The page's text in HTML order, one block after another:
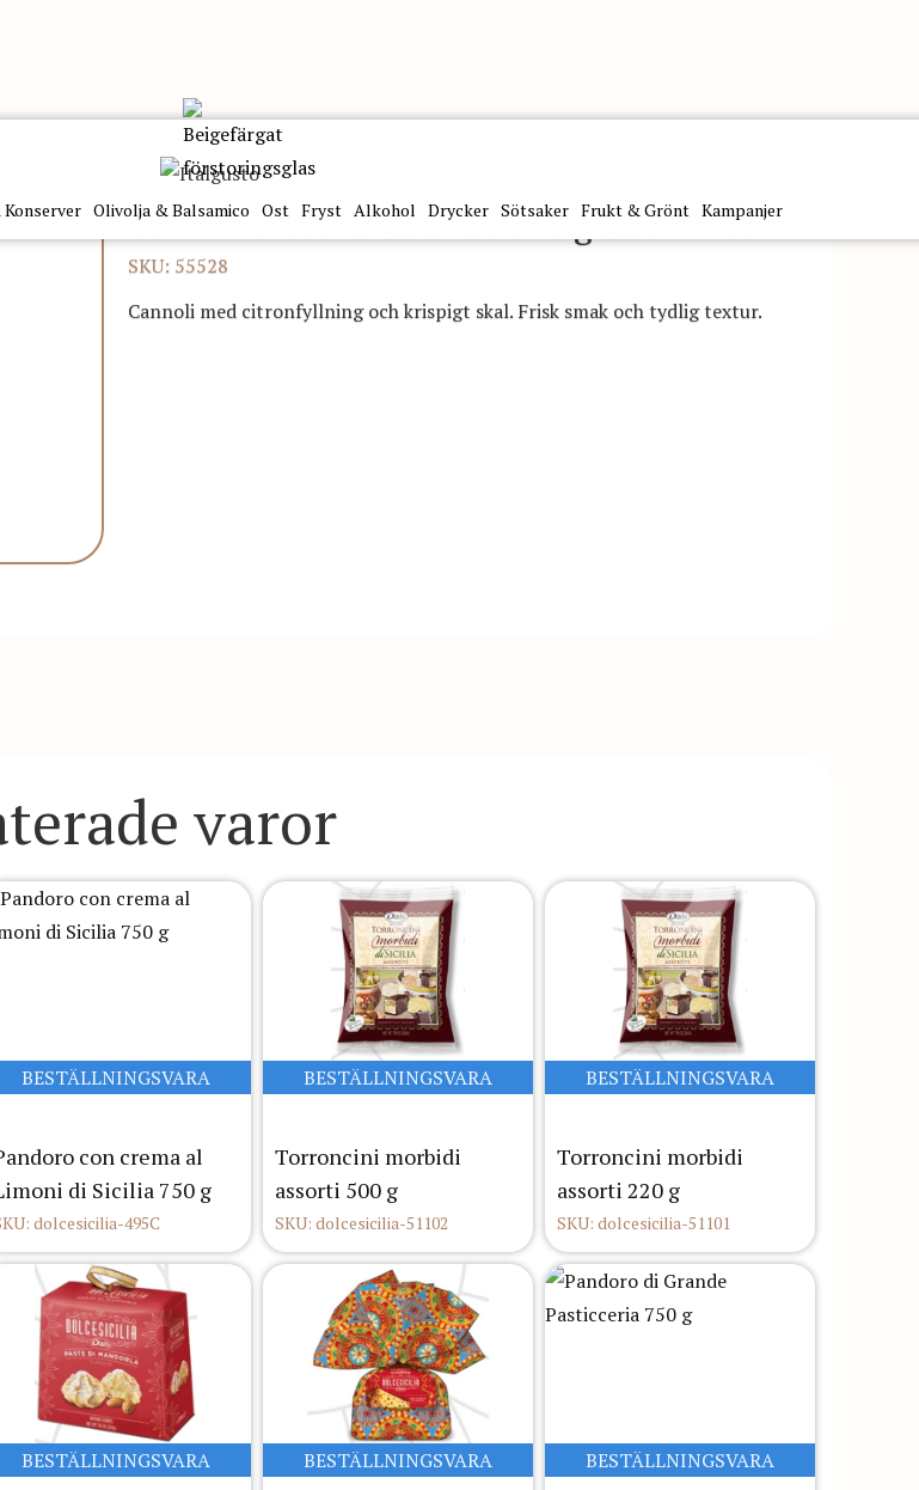
Olivolja & Balsamico Ost Fryst Alkohol Drycker Sötsaker Frukt & Grönt Kampanjer
Crocco Cannoli Limone 500 g Linea Oro
SKU: 55528
Cannoli med citronfyllning och krispigt skal. Frisk smak och tydlig textur.
varor
BESTÄLLNINGSVARA
con crema al
di Sicilia 750 g
dolcesicilia-495C
BESTÄLLNINGSVARA
Torroncini morbidi
assorti 500 g
SKU: dolcesicilia-51102
BESTÄLLNINGSVARA
Torroncini morbidi
assorti 220 g
SKU: dolcesicilia-51101
BESTÄLLNINGSVARA BESTÄLLNINGSVARA BESTÄLLNINGSVARA